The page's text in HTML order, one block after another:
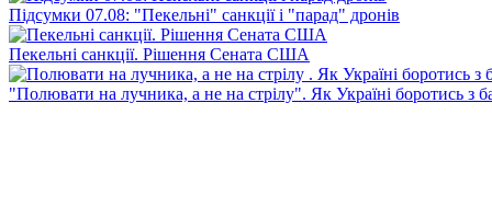
Підсумки 07.08: "Пекельні" санкції і "парад" дронів
Пекельні санкції. Рішення Сената США
"Полювати на лучника, а не на стрілу". Як Україні боротись з